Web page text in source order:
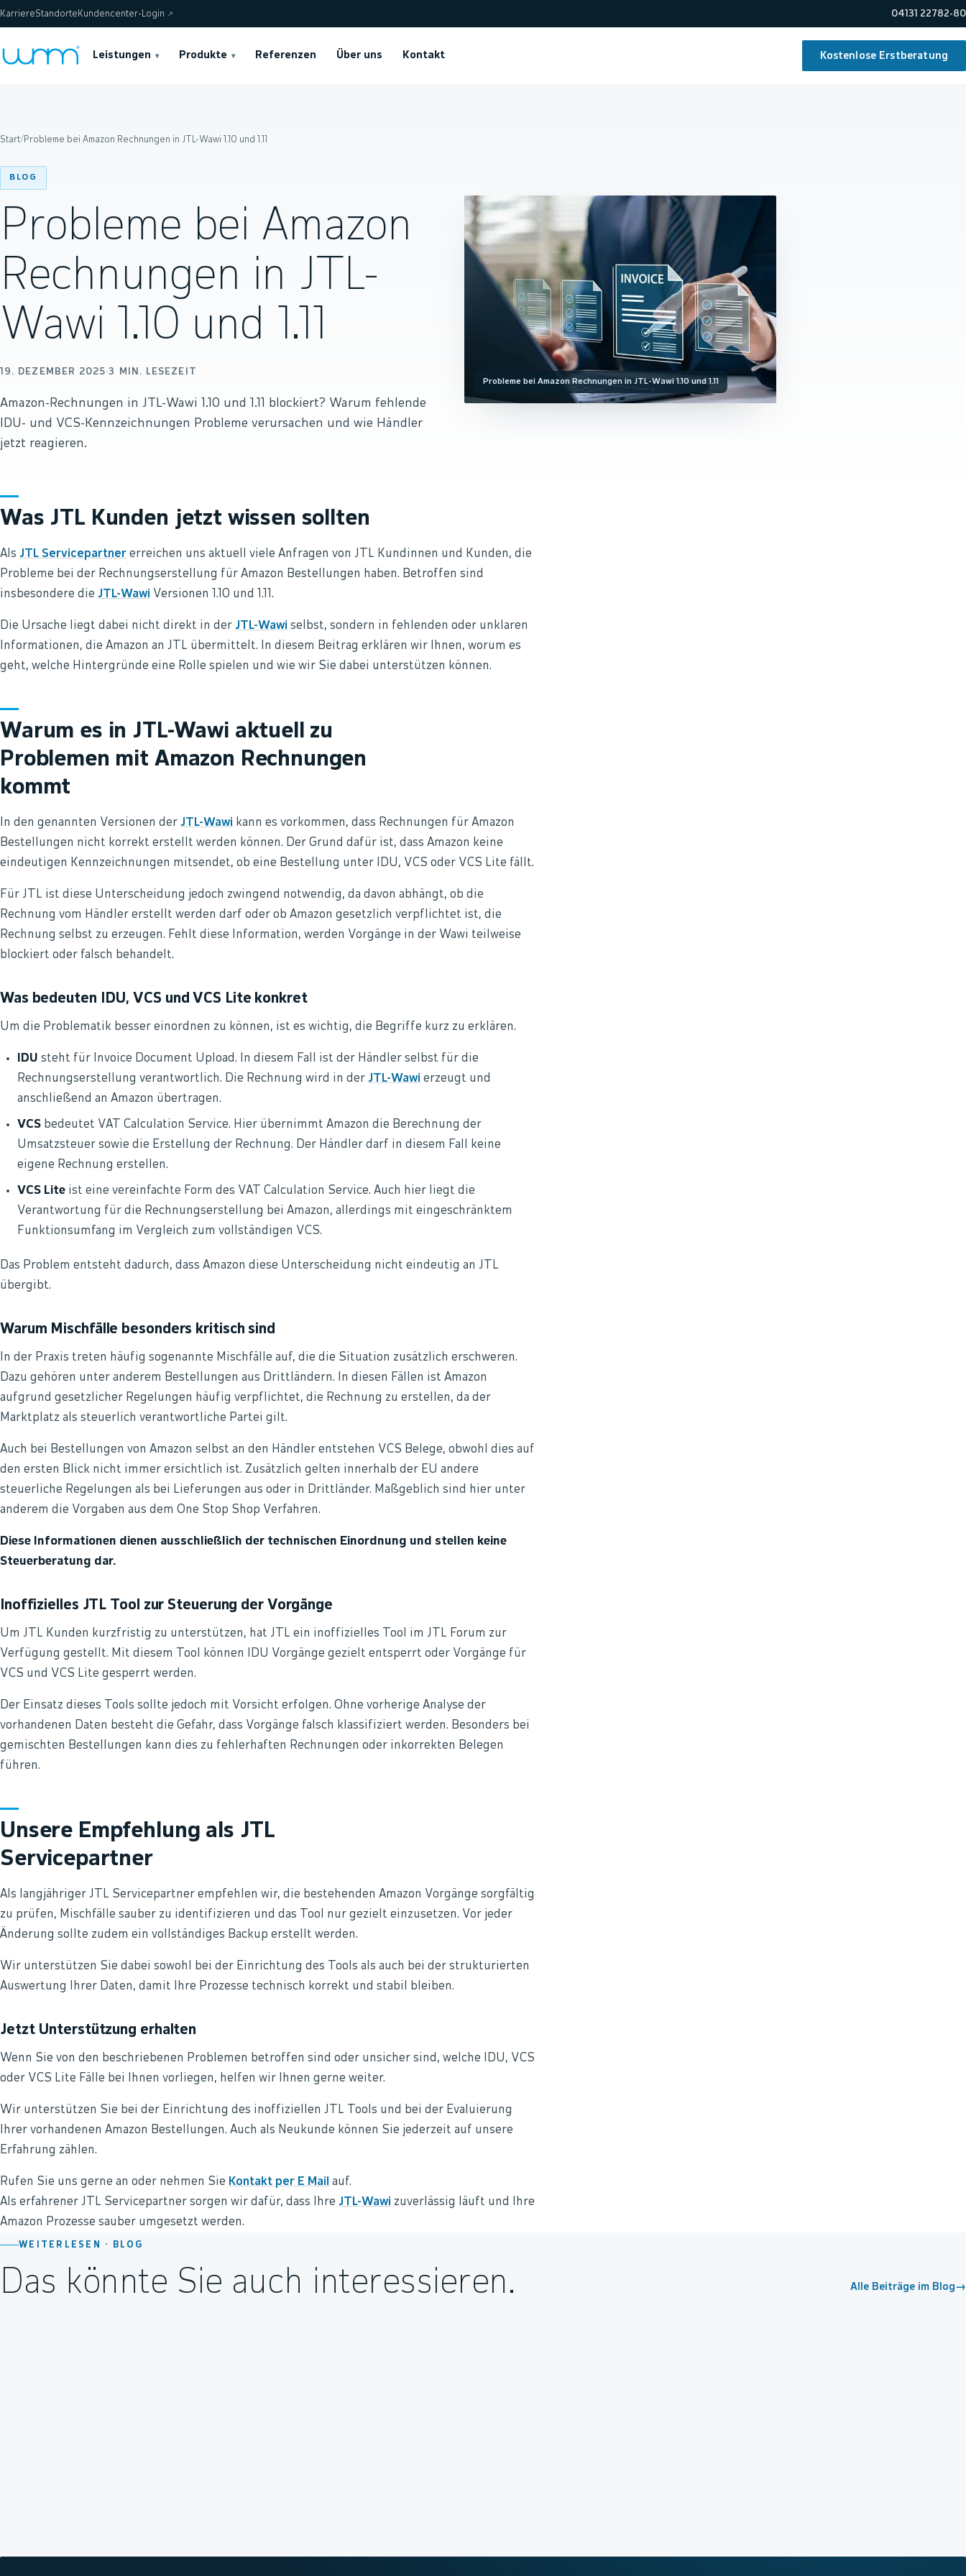
KarriereStandorte Kundencenter-Login ↗ 04131 22782-80
Leistungen ▾ Produkte ▾ Referenzen Über uns Kontakt Kostenlose Erstberatung
Start/ Probleme bei Amazon Rechnungen in JTL-Wawi 1.10 und 1.11
BLOG
Probleme bei Amazon
Rechnungen in JTL-
Wawi 1.10 und 1.11
19. DEZEMBER 2025·3 MIN. LESEZEIT
Amazon-Rechnungen in JTL-Wawi 1.10 und 1.11 blockiert? Warum fehlende
IDU- und VCS-Kennzeichnungen Probleme verursachen und wie Händler
jetzt reagieren.
Probleme bei Amazon Rechnungen in JTL-Wawi 1.10 und 1.11
Was JTL Kunden jetzt wissen sollten
Als JTL Servicepartner erreichen uns aktuell viele Anfragen von JTL Kundinnen und Kunden, die
Probleme bei der Rechnungserstellung für Amazon Bestellungen haben. Betroffen sind
insbesondere die JTL-Wawi Versionen 1.10 und 1.11.
Die Ursache liegt dabei nicht direkt in der JTL-Wawi selbst, sondern in fehlenden oder unklaren
Informationen, die Amazon an JTL übermittelt. In diesem Beitrag erklären wir Ihnen, worum es
geht, welche Hintergründe eine Rolle spielen und wie wir Sie dabei unterstützen können.
Warum es in JTL-Wawi aktuell zu
Problemen mit Amazon Rechnungen
kommt
In den genannten Versionen der JTL-Wawi kann es vorkommen, dass Rechnungen für Amazon
Bestellungen nicht korrekt erstellt werden können. Der Grund dafür ist, dass Amazon keine
eindeutigen Kennzeichnungen mitsendet, ob eine Bestellung unter IDU, VCS oder VCS Lite fällt.
Für JTL ist diese Unterscheidung jedoch zwingend notwendig, da davon abhängt, ob die
Rechnung vom Händler erstellt werden darf oder ob Amazon gesetzlich verpflichtet ist, die
Rechnung selbst zu erzeugen. Fehlt diese Information, werden Vorgänge in der Wawi teilweise
blockiert oder falsch behandelt.
Was bedeuten IDU, VCS und VCS Lite konkret
Um die Problematik besser einordnen zu können, ist es wichtig, die Begriffe kurz zu erklären.
IDU steht für Invoice Document Upload. In diesem Fall ist der Händler selbst für die
Rechnungserstellung verantwortlich. Die Rechnung wird in der JTL-Wawi erzeugt und
anschließend an Amazon übertragen.
VCS bedeutet VAT Calculation Service. Hier übernimmt Amazon die Berechnung der
Umsatzsteuer sowie die Erstellung der Rechnung. Der Händler darf in diesem Fall keine
eigene Rechnung erstellen.
VCS Lite ist eine vereinfachte Form des VAT Calculation Service. Auch hier liegt die
Verantwortung für die Rechnungserstellung bei Amazon, allerdings mit eingeschränktem
Funktionsumfang im Vergleich zum vollständigen VCS.
Das Problem entsteht dadurch, dass Amazon diese Unterscheidung nicht eindeutig an JTL
übergibt.
Warum Mischfälle besonders kritisch sind
In der Praxis treten häufig sogenannte Mischfälle auf, die die Situation zusätzlich erschweren.
Dazu gehören unter anderem Bestellungen aus Drittländern. In diesen Fällen ist Amazon
aufgrund gesetzlicher Regelungen häufig verpflichtet, die Rechnung zu erstellen, da der
Marktplatz als steuerlich verantwortliche Partei gilt.
Auch bei Bestellungen von Amazon selbst an den Händler entstehen VCS Belege, obwohl dies auf
den ersten Blick nicht immer ersichtlich ist. Zusätzlich gelten innerhalb der EU andere
steuerliche Regelungen als bei Lieferungen aus oder in Drittländer. Maßgeblich sind hier unter
anderem die Vorgaben aus dem One Stop Shop Verfahren.
Diese Informationen dienen ausschließlich der technischen Einordnung und stellen keine
Steuerberatung dar.
Inoffizielles JTL Tool zur Steuerung der Vorgänge
Um JTL Kunden kurzfristig zu unterstützen, hat JTL ein inoffizielles Tool im JTL Forum zur
Verfügung gestellt. Mit diesem Tool können IDU Vorgänge gezielt entsperrt oder Vorgänge für
VCS und VCS Lite gesperrt werden.
Der Einsatz dieses Tools sollte jedoch mit Vorsicht erfolgen. Ohne vorherige Analyse der
vorhandenen Daten besteht die Gefahr, dass Vorgänge falsch klassifiziert werden. Besonders bei
gemischten Bestellungen kann dies zu fehlerhaften Rechnungen oder inkorrekten Belegen
führen.
Unsere Empfehlung als JTL
Servicepartner
Als langjähriger JTL Servicepartner empfehlen wir, die bestehenden Amazon Vorgänge sorgfältig
zu prüfen, Mischfälle sauber zu identifizieren und das Tool nur gezielt einzusetzen. Vor jeder
Änderung sollte zudem ein vollständiges Backup erstellt werden.
Wir unterstützen Sie dabei sowohl bei der Einrichtung des Tools als auch bei der strukturierten
Auswertung Ihrer Daten, damit Ihre Prozesse technisch korrekt und stabil bleiben.
Jetzt Unterstützung erhalten
Wenn Sie von den beschriebenen Problemen betroffen sind oder unsicher sind, welche IDU, VCS
oder VCS Lite Fälle bei Ihnen vorliegen, helfen wir Ihnen gerne weiter.
Wir unterstützen Sie bei der Einrichtung des inoffiziellen JTL Tools und bei der Evaluierung
Ihrer vorhandenen Amazon Bestellungen. Auch als Neukunde können Sie jederzeit auf unsere
Erfahrung zählen.
Rufen Sie uns gerne an oder nehmen Sie Kontakt per E Mail auf.
Als erfahrener JTL Servicepartner sorgen wir dafür, dass Ihre JTL-Wawi zuverlässig läuft und Ihre
Amazon Prozesse sauber umgesetzt werden.
WEITERLESEN · BLOG
Das könnte Sie auch interessieren. Alle Beiträge im Blog→